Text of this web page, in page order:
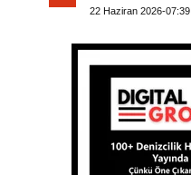
22 Haziran 2026-07:39